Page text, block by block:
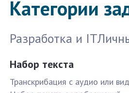
Категории
Разработка и IT
Набор текста
Транскрибация с аудио или